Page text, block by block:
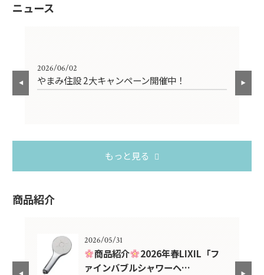
ニュース
2026/06/02
やまみ住設 2大キャンペーン開催中！
もっと見る
商品紹介
2026/05/31
商品紹介
2026年春LIXIL「フ
ァインバブルシャワーヘ…